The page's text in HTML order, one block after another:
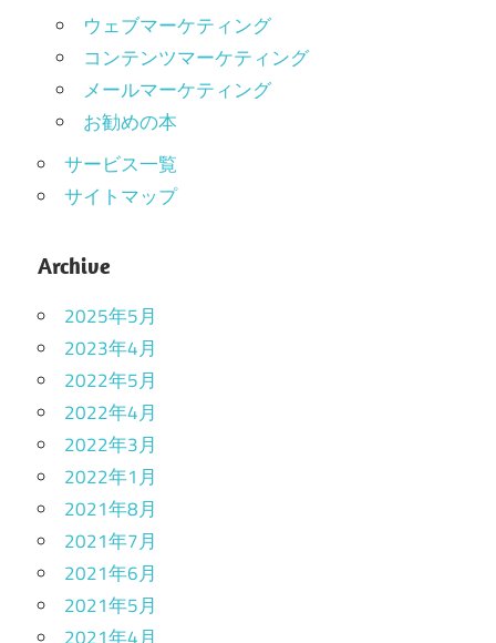
ウェブマーケティング
コンテンツマーケティング
メールマーケティング
お勧めの本
サービス一覧
サイトマップ
Archive
2025年5月
2023年4月
2022年5月
2022年4月
2022年3月
2022年1月
2021年8月
2021年7月
2021年6月
2021年5月
2021年4月